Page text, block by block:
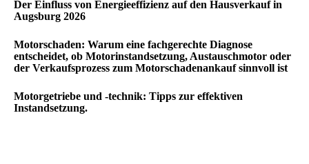
Der Einfluss von Energieeffizienz auf den Hausverkauf in
Augsburg 2026
Motorschaden: Warum eine fachgerechte Diagnose
entscheidet, ob Motorinstandsetzung, Austauschmotor oder
der Verkaufsprozess zum Motorschadenankauf sinnvoll ist
Motorgetriebe und -technik: Tipps zur effektiven
Instandsetzung.